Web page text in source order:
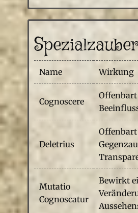
Name Wirkung
Cognoscere
Deletrius
Mutatio
Cognoscatur
Bewirkt